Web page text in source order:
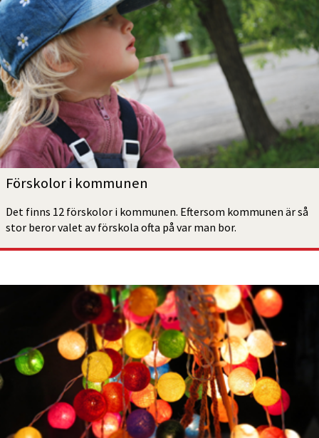
Förskolor i kommunen
Det finns 12 förskolor i kommunen. Eftersom kommunen är så
stor beror valet av förskola ofta på var man bor.